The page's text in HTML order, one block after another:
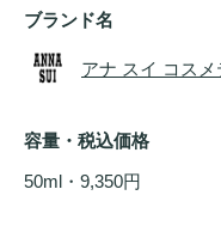
ブランド名
アナ スイ コスメ
容量・税込価格
50ml・9,350円